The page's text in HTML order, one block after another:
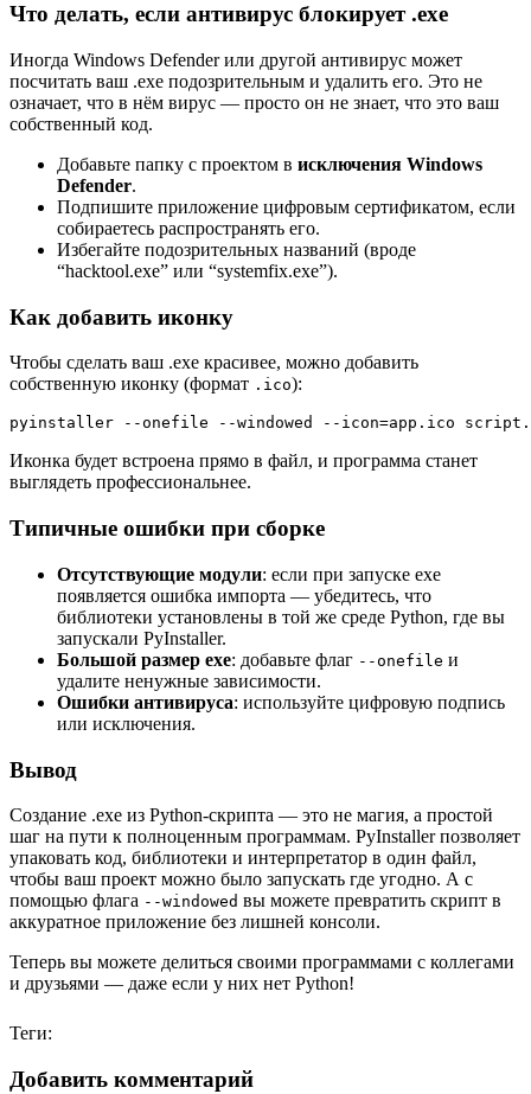
Что делать, если антивирус блокирует .exe
Иногда Windows Defender или другой антивирус может
посчитать ваш .exe подозрительным и удалить его. Это не
означает, что в нём вирус — просто он не знает, что это ваш
собственный код.
Добавьте папку с проектом в исключения Windows
Defender.
Подпишите приложение цифровым сертификатом, если
собираетесь распространять его.
Избегайте подозрительных названий (вроде
“hacktool.exe” или “systemfix.exe”).
Как добавить иконку
Чтобы сделать ваш .exe красивее, можно добавить
собственную иконку (формат .ico):
pyinstaller --onefile --windowed --icon=app.ico
Иконка будет встроена прямо в файл, и программа станет
выглядеть профессиональнее.
Типичные ошибки при сборке
Отсутствующие модули: если при запуске exe
появляется ошибка импорта — убедитесь, что
библиотеки установлены в той же среде Python, где вы
запускали PyInstaller.
Большой размер exe: добавьте флаг --onefile и
удалите ненужные зависимости.
Ошибки антивируса: используйте цифровую подпись
или исключения.
Вывод
Создание .exe из Python-скрипта — это не магия, а простой
шаг на пути к полноценным программам. PyInstaller позволяет
упаковать код, библиотеки и интерпретатор в один файл,
чтобы ваш проект можно было запускать где угодно. А с
помощью флага --windowed вы можете превратить скрипт в
аккуратное приложение без лишней консоли.
Теперь вы можете делиться своими программами с коллегами
и друзьями — даже если у них нет Python!
Теги:
Добавить комментарий